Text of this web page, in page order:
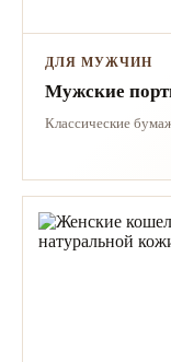
ДЛЯ МУЖЧИН
Мужские
Классические